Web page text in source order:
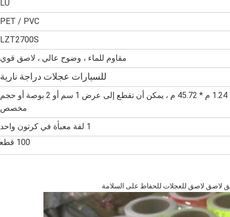
LU
PET / PVC
LZT2700S
مقاوم للماء ، وضوح عالي ، لاصق قوي
للسيارات عجلات دراجة نارية
1.24 م * 45.72 م ، يمكن أن تقطع إلى عرض 1 سم أو 2 بوصة أو حجم
مخصص
1 لفة معبأة في كرتون واحد
100 قطعة
لاصق لاصق للعجلات للحفاظ على السلامة